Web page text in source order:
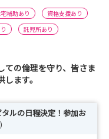
補助あり
資格支援あり
託児所あり
ての倫理を守り、皆さま
ます。
ルの日程決定！参加お